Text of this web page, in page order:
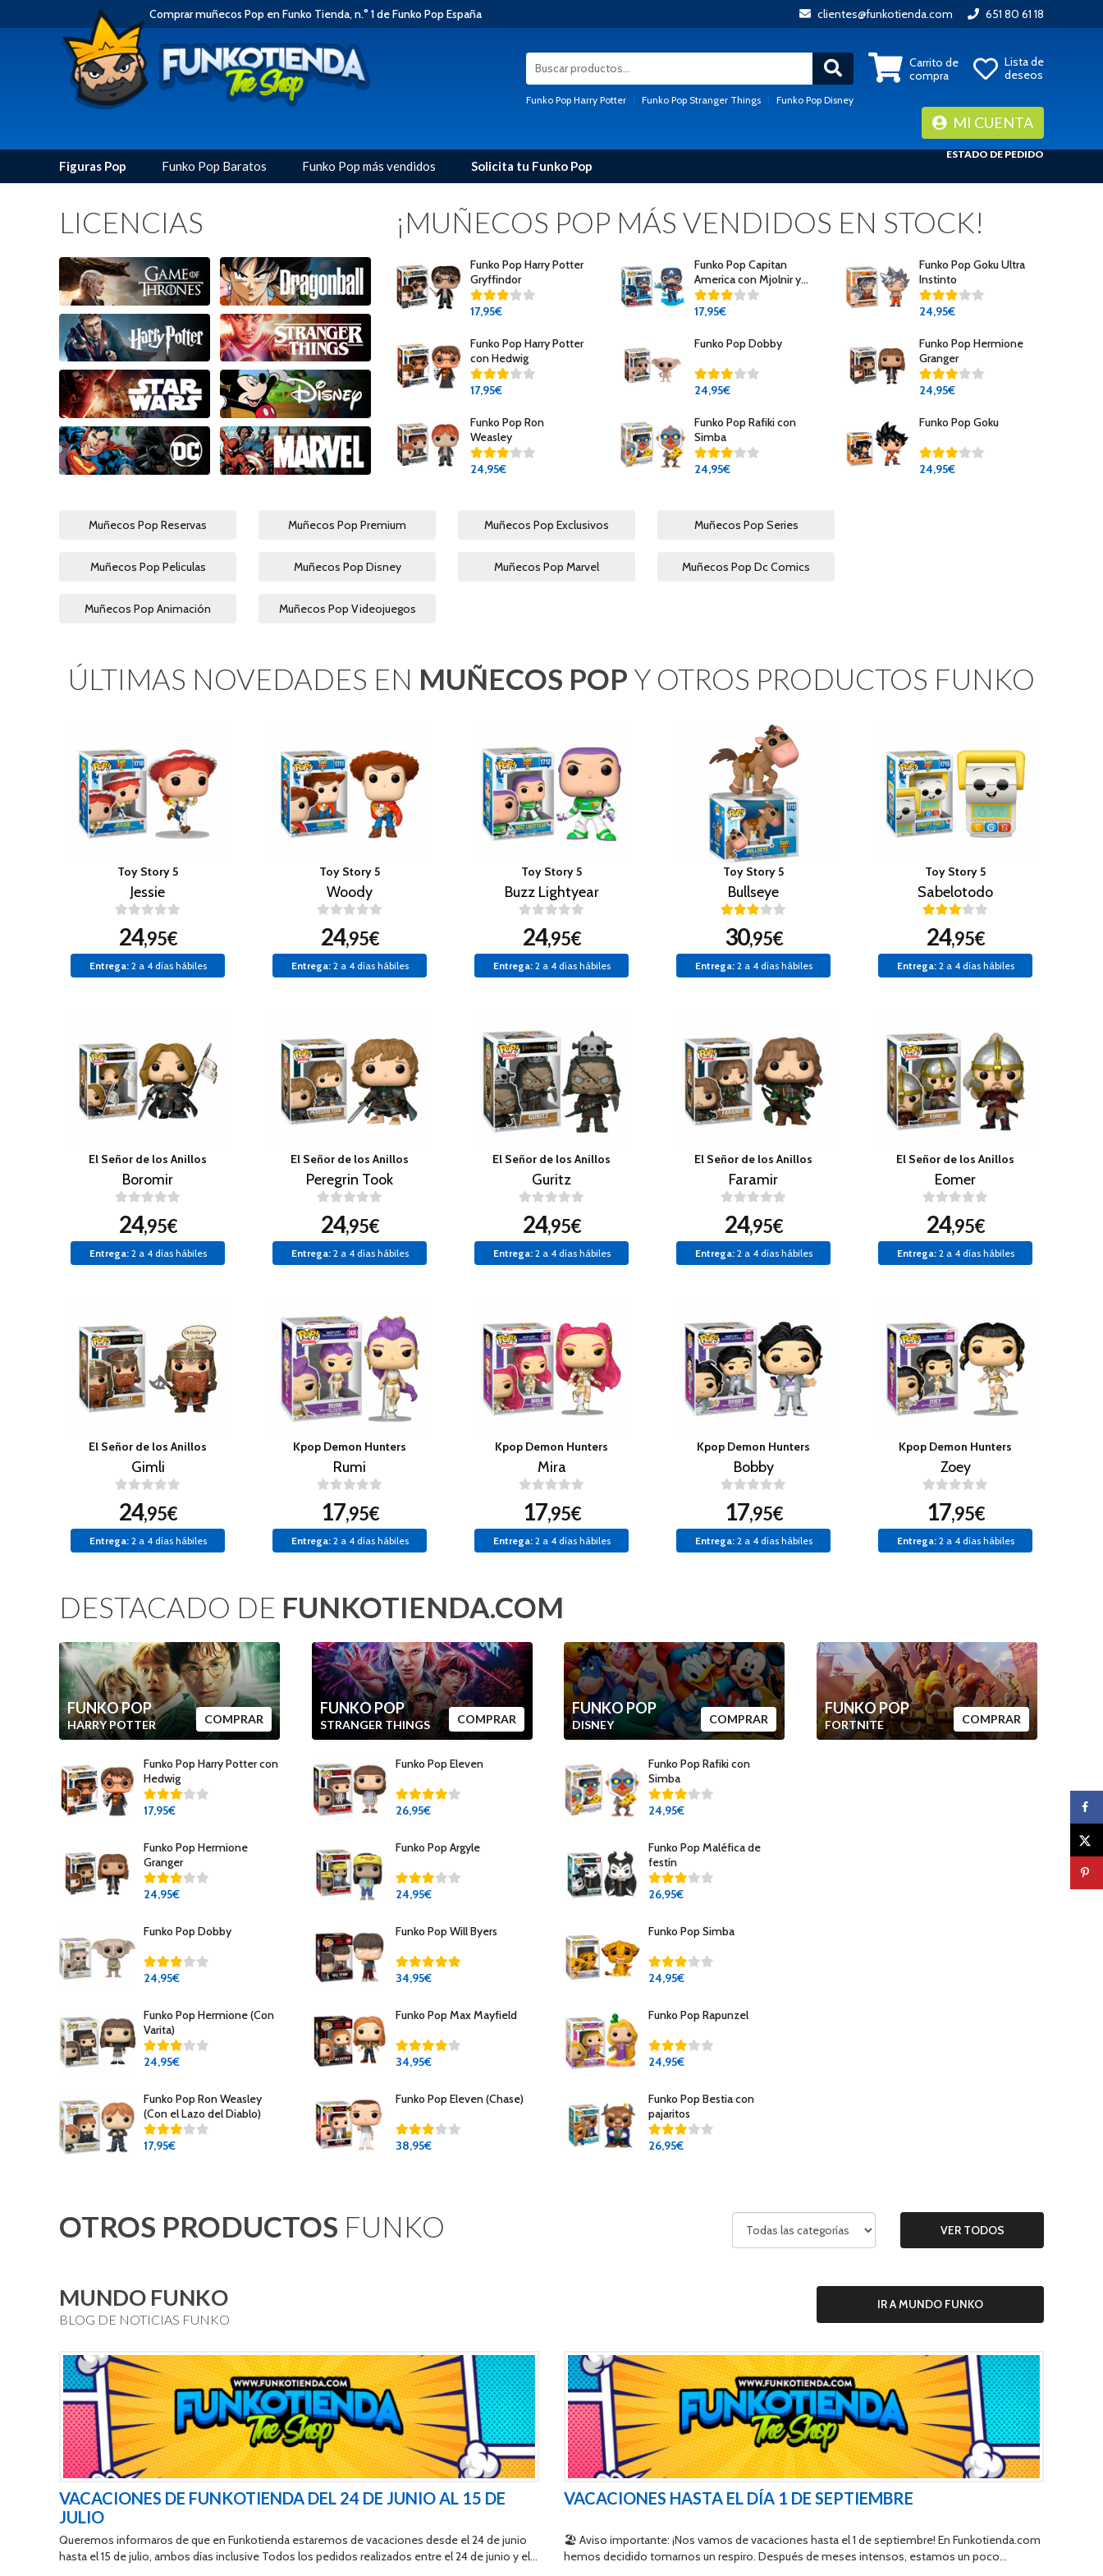
Comprar muñecos Pop en Funko Tienda, n.° 1 de Funko Pop España clientes@funkotienda.com 651 80 61 18
Funko Pop Harry Potter | Funko Pop Stranger Things | Funko Pop Disney
Carrito de
compra
Lista de
deseos
MI CUENTA
ESTADO DE PEDIDO
Figuras Pop Funko Pop Baratos Funko Pop más vendidos Solicita tu Funko Pop
LICENCIAS ¡MUÑECOS POP MÁS VENDIDOS EN STOCK!
Funko Pop Harry Potter
Gryffindor
17,95€
Funko Pop Capitan
America con Mjolnir y
Escudo Roto
17,95€
Funko Pop Goku Ultra
Instinto
24,95€
Funko Pop Harry Potter
con Hedwig
17,95€
Funko Pop Dobby
24,95€
Funko Pop Hermione
Granger
24,95€
Funko Pop Ron
Weasley
24,95€
Funko Pop Rafiki con
Simba
24,95€
Funko Pop Goku
24,95€
Muñecos Pop Reservas Muñecos Pop Premium Muñecos Pop Exclusivos Muñecos Pop Series
Muñecos Pop Peliculas Muñecos Pop Disney Muñecos Pop Marvel Muñecos Pop Dc Comics
Muñecos Pop Animación Muñecos Pop Videojuegos
ÚLTIMAS NOVEDADES EN MUÑECOS POP Y OTROS PRODUCTOS FUNKO
Toy Story 5
Jessie
24,95€
Entrega:2 a 4 días hábiles
Toy Story 5
Woody
24,95€
Entrega:2 a 4 días hábiles
Toy Story 5
Buzz Lightyear
24,95€
Entrega:2 a 4 días hábiles
Toy Story 5
Bullseye
30,95€
Entrega:2 a 4 días hábiles
Toy Story 5
Sabelotodo
24,95€
Entrega:2 a 4 días hábiles
El Señor de los Anillos
Boromir
24,95€
Entrega:2 a 4 días hábiles
El Señor de los Anillos
Peregrin Took
24,95€
Entrega:2 a 4 días hábiles
El Señor de los Anillos
Guritz
24,95€
Entrega:2 a 4 días hábiles
El Señor de los Anillos
Faramir
24,95€
Entrega:2 a 4 días hábiles
El Señor de los Anillos
Eomer
24,95€
Entrega:2 a 4 días hábiles
El Señor de los Anillos
Gimli
24,95€
Entrega:2 a 4 días hábiles
Kpop Demon Hunters
Rumi
17,95€
Entrega:2 a 4 días hábiles
Kpop Demon Hunters
Mira
17,95€
Entrega:2 a 4 días hábiles
Kpop Demon Hunters
Bobby
17,95€
Entrega:2 a 4 días hábiles
Kpop Demon Hunters
Zoey
17,95€
Entrega:2 a 4 días hábiles
DESTACADO DE FUNKOTIENDA.COM
FUNKO POP
HARRY POTTER COMPRAR
Funko Pop Harry Potter con
Hedwig
17,95€
Funko Pop Hermione
Granger
24,95€
Funko Pop Dobby
24,95€
Funko Pop Hermione (Con
Varita)
24,95€
Funko Pop Ron Weasley
(Con el Lazo del Diablo)
17,95€
FUNKO POP
STRANGER THINGS COMPRAR
Funko Pop Eleven
26,95€
Funko Pop Argyle
24,95€
Funko Pop Will Byers
34,95€
Funko Pop Max Mayfield
34,95€
Funko Pop Eleven (Chase)
38,95€
FUNKO POP
DISNEY COMPRAR
Funko Pop Rafiki con
Simba
24,95€
Funko Pop Maléfica de
festín
26,95€
Funko Pop Simba
24,95€
Funko Pop Rapunzel
24,95€
Funko Pop Bestia con
pajaritos
26,95€
FUNKO POP
FORTNITE COMPRAR
OTROS PRODUCTOS FUNKO VER TODOS
MUNDO FUNKO
BLOG DE NOTICIAS FUNKO
IR A MUNDO FUNKO
VACACIONES DE FUNKOTIENDA DEL 24 DE JUNIO AL 15 DE
JULIO
Queremos informaros de que en Funkotienda estaremos de vacaciones desde el 24 de junio
hasta el 15 de julio, ambos días inclusive Todos los pedidos realizados entre el 24 de junio y el
VACACIONES HASTA EL DÍA 1 DE SEPTIEMBRE
🏖️ Aviso importante: ¡Nos vamos de vacaciones hasta el 1 de septiembre! En Funkotienda.com
hemos decidido tomarnos un respiro. Después de meses intensos, estamos un poco